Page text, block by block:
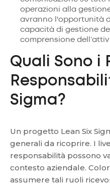
operazioni alla
avranno l'opportunità
capacità di gestione
comprensione
Quali Sono i
Sigma?
Un progetto Lean Six
generali da ricoprire. I
responsabilità possono
contesto aziendale.
assumere tali ruoli